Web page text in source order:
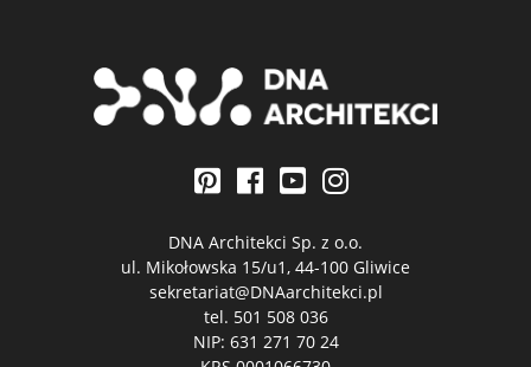
DNA Architekci Sp. z o.o.
ul. Mikołowska 15/u1, 44-100 Gliwice
sekretariat@DNAarchitekci.pl
tel. 501 508 036
NIP: 631 271 70 24